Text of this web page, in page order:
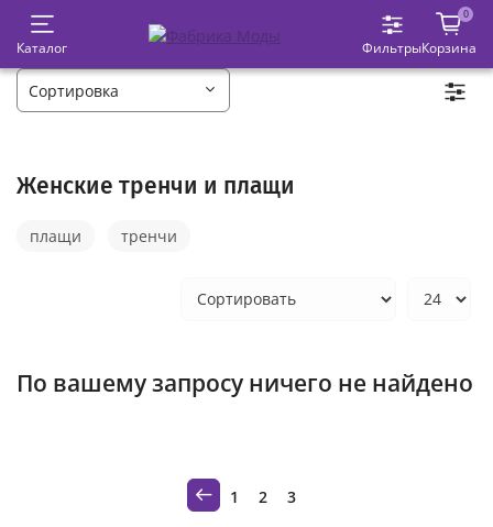
Каталог Фильтры
0
Корзина
Женские тренчи и плащи
плащи тренчи
По вашему запросу ничего не найдено
1 2 3